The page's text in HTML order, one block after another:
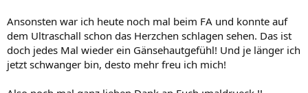
Ansonsten war ich heute noch mal beim FA und konnte auf
dem Ultraschall schon das Herzchen schlagen sehen. Das ist
doch jedes Mal wieder ein Gänsehautgefühl! Und je länger ich
jetzt schwanger bin, desto mehr freu ich mich!